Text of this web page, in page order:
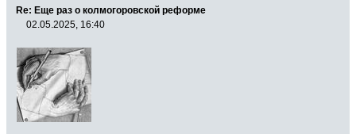
Re: Еще раз о колмогоровской реформе
02.05.2025, 16:40